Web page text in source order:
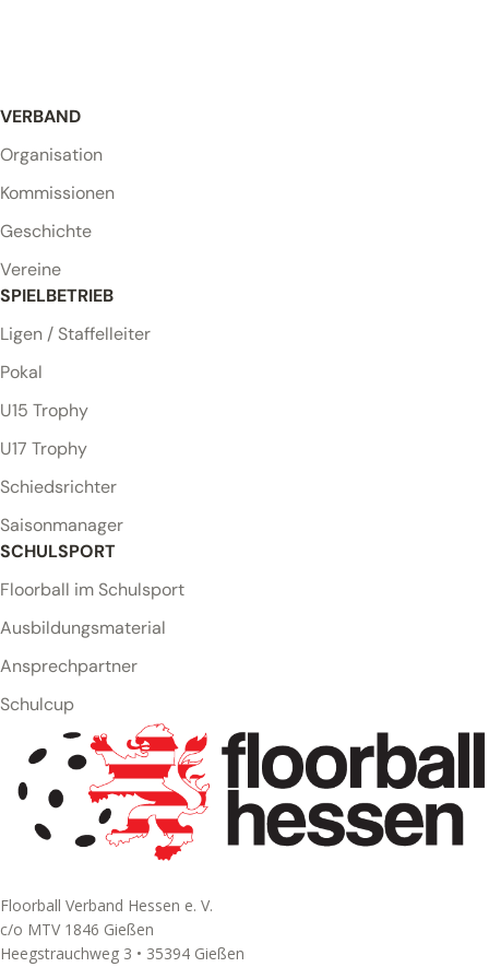
VERBAND
Organisation
Kommissionen
Geschichte
Vereine
SPIELBETRIEB
Ligen / Staffelleiter
Pokal
U15 Trophy
U17 Trophy
Schiedsrichter
Saisonmanager
SCHULSPORT
Floorball im Schulsport
Ausbildungsmaterial
Ansprechpartner
Schulcup
Floorball Verband Hessen e. V.
c/o MTV 1846 Gießen
Heegstrauchweg 3 • 35394 Gießen